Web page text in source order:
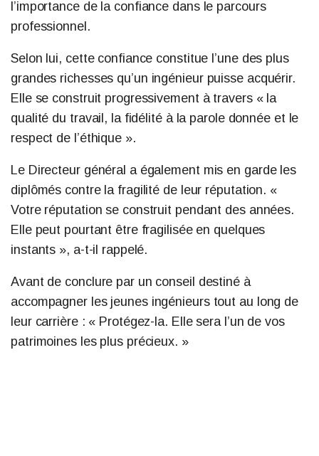
l’importance de la confiance dans le parcours
professionnel.
Selon lui, cette confiance constitue l’une des plus
grandes richesses qu’un ingénieur puisse acquérir.
Elle se construit progressivement à travers « la
qualité du travail, la fidélité à la parole donnée et le
respect de l’éthique ».
Le Directeur général a également mis en garde les
diplômés contre la fragilité de leur réputation. «
Votre réputation se construit pendant des années.
Elle peut pourtant être fragilisée en quelques
instants », a-t-il rappelé.
Avant de conclure par un conseil destiné à
accompagner les jeunes ingénieurs tout au long de
leur carrière : « Protégez-la. Elle sera l’un de vos
patrimoines les plus précieux. »